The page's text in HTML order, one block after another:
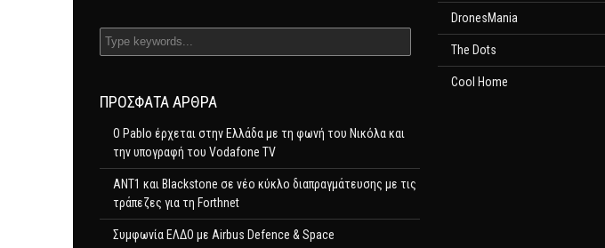
ΠΡΌΣΦΑΤΑ ΆΡΘΡΑ
Ο Pablo έρχεται στην Ελλάδα με τη φωνή του Νικόλα και
την υπογραφή του Vodafone TV
ΑΝΤ1 και Blackstone σε νέο κύκλο διαπραγμάτευσης με τις
τράπεζες για τη Forthnet
Συμφωνία ΕΛΔΟ με Airbus Defence & Space
DronesMania
The Dots
Cool Home